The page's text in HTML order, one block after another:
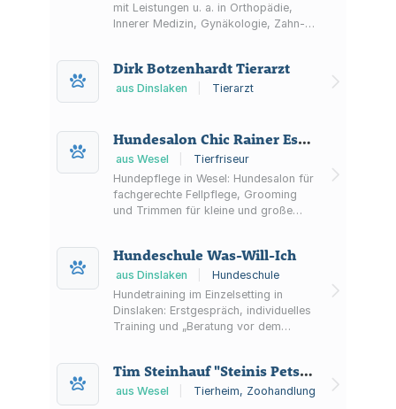
mit Leistungen u. a. in Orthopädie,
Innerer Medizin, Gynäkologie, Zahn-
Dirk Botzenhardt Tierarzt
aus Dinslaken Tierarzt
Hundesalon Chic Rainer Esken
aus Wesel
Tierfriseur
Hundepflege in Wesel: Hundesalon für
fachgerechte Fellpflege, Grooming
und Trimmen für kleine und große
Umkreis.
Hundeschule Was-Will-Ich
aus Dinslaken
Hundeschule
Hundetraining im Einzelsetting in
Dinslaken: Erstgespräch, individuelles
Training und „Beratung vor dem
Tim Steinhauf "Steinis Petshop"
aus Wesel Tierheim, Zoohandlung